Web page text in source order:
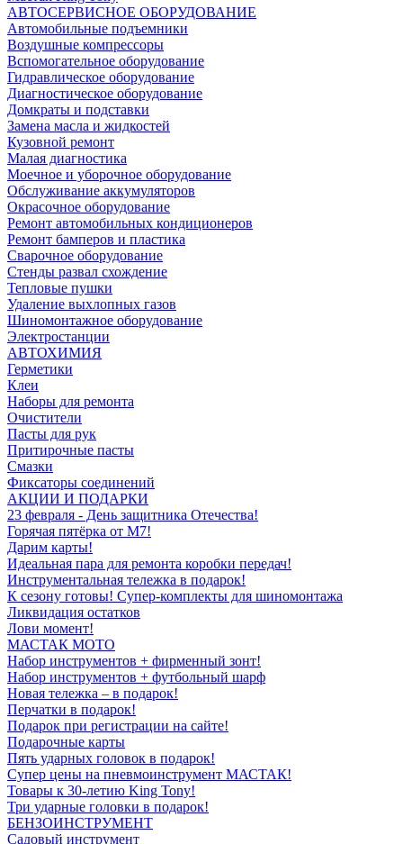
АВТОСЕРВИСНОЕ ОБОРУДОВАНИЕ
Автомобильные подъемники
Воздушные компрессоры
Вспомогательное оборудование
Гидравлическое оборудование
Диагностическое оборудование
Домкраты и подставки
Замена масла и жидкостей
Кузовной ремонт
Малая диагностика
Моечное и уборочное оборудование
Обслуживание аккумуляторов
Окрасочное оборудование
Ремонт автомобильных кондиционеров
Ремонт бамперов и пластика
Сварочное оборудование
Стенды развал схождение
Тепловые пушки
Удаление выхлопных газов
Шиномонтажное оборудование
Электростанции
АВТОХИМИЯ
Герметики
Клеи
Наборы для ремонта
Очистители
Пасты для рук
Притирочные пасты
Смазки
Фиксаторы соединений
АКЦИИ И ПОДАРКИ
23 февраля - День защитника Отечества!
Горячая пятёрка от M7!
Дарим карты!
Идеальная пара для ремонта коробки передач!
Инструментальная тележка в подарок!
К сезону готовы! Супер-комплекты для шиномонтажа
Ликвидация остатков
Лови момент!
МАСТАК МОТО
Набор инструментов + фирменный зонт!
Набор инструментов + футбольный шарф
Новая тележка – в подарок!
Перчатки в подарок!
Подарок при регистрации на сайте!
Подарочные карты
Пять ударных головок в подарок!
Супер цены на пневмоинструмент МАСТАК!
Товары к 30-летию King Tony!
Три ударные головки в подарок!
БЕНЗОИНСТРУМЕНТ
Садовый инструмент